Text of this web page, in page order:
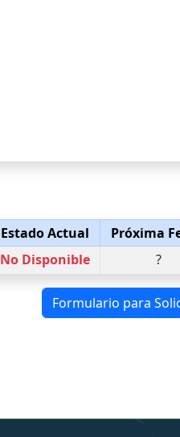
Estado Actual
Próxima
No Disponible ?
Formulario para